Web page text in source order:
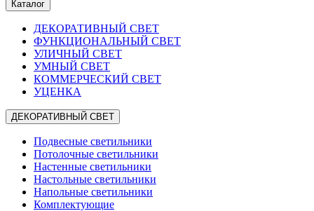
Каталог
ДЕКОРАТИВНЫЙ СВЕТ
ФУНКЦИОНАЛЬНЫЙ СВЕТ
УЛИЧНЫЙ СВЕТ
УМНЫЙ СВЕТ
КОММЕРЧЕСКИЙ СВЕТ
УЦЕНКА
ДЕКОРАТИВНЫЙ СВЕТ
Подвесные светильники
Потолочные светильники
Настенные светильники
Настольные светильники
Напольные светильники
Комплектующие